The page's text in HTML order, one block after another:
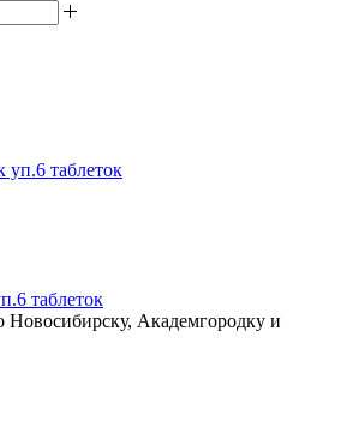
таблеток
Новосибирску, Академгородку и